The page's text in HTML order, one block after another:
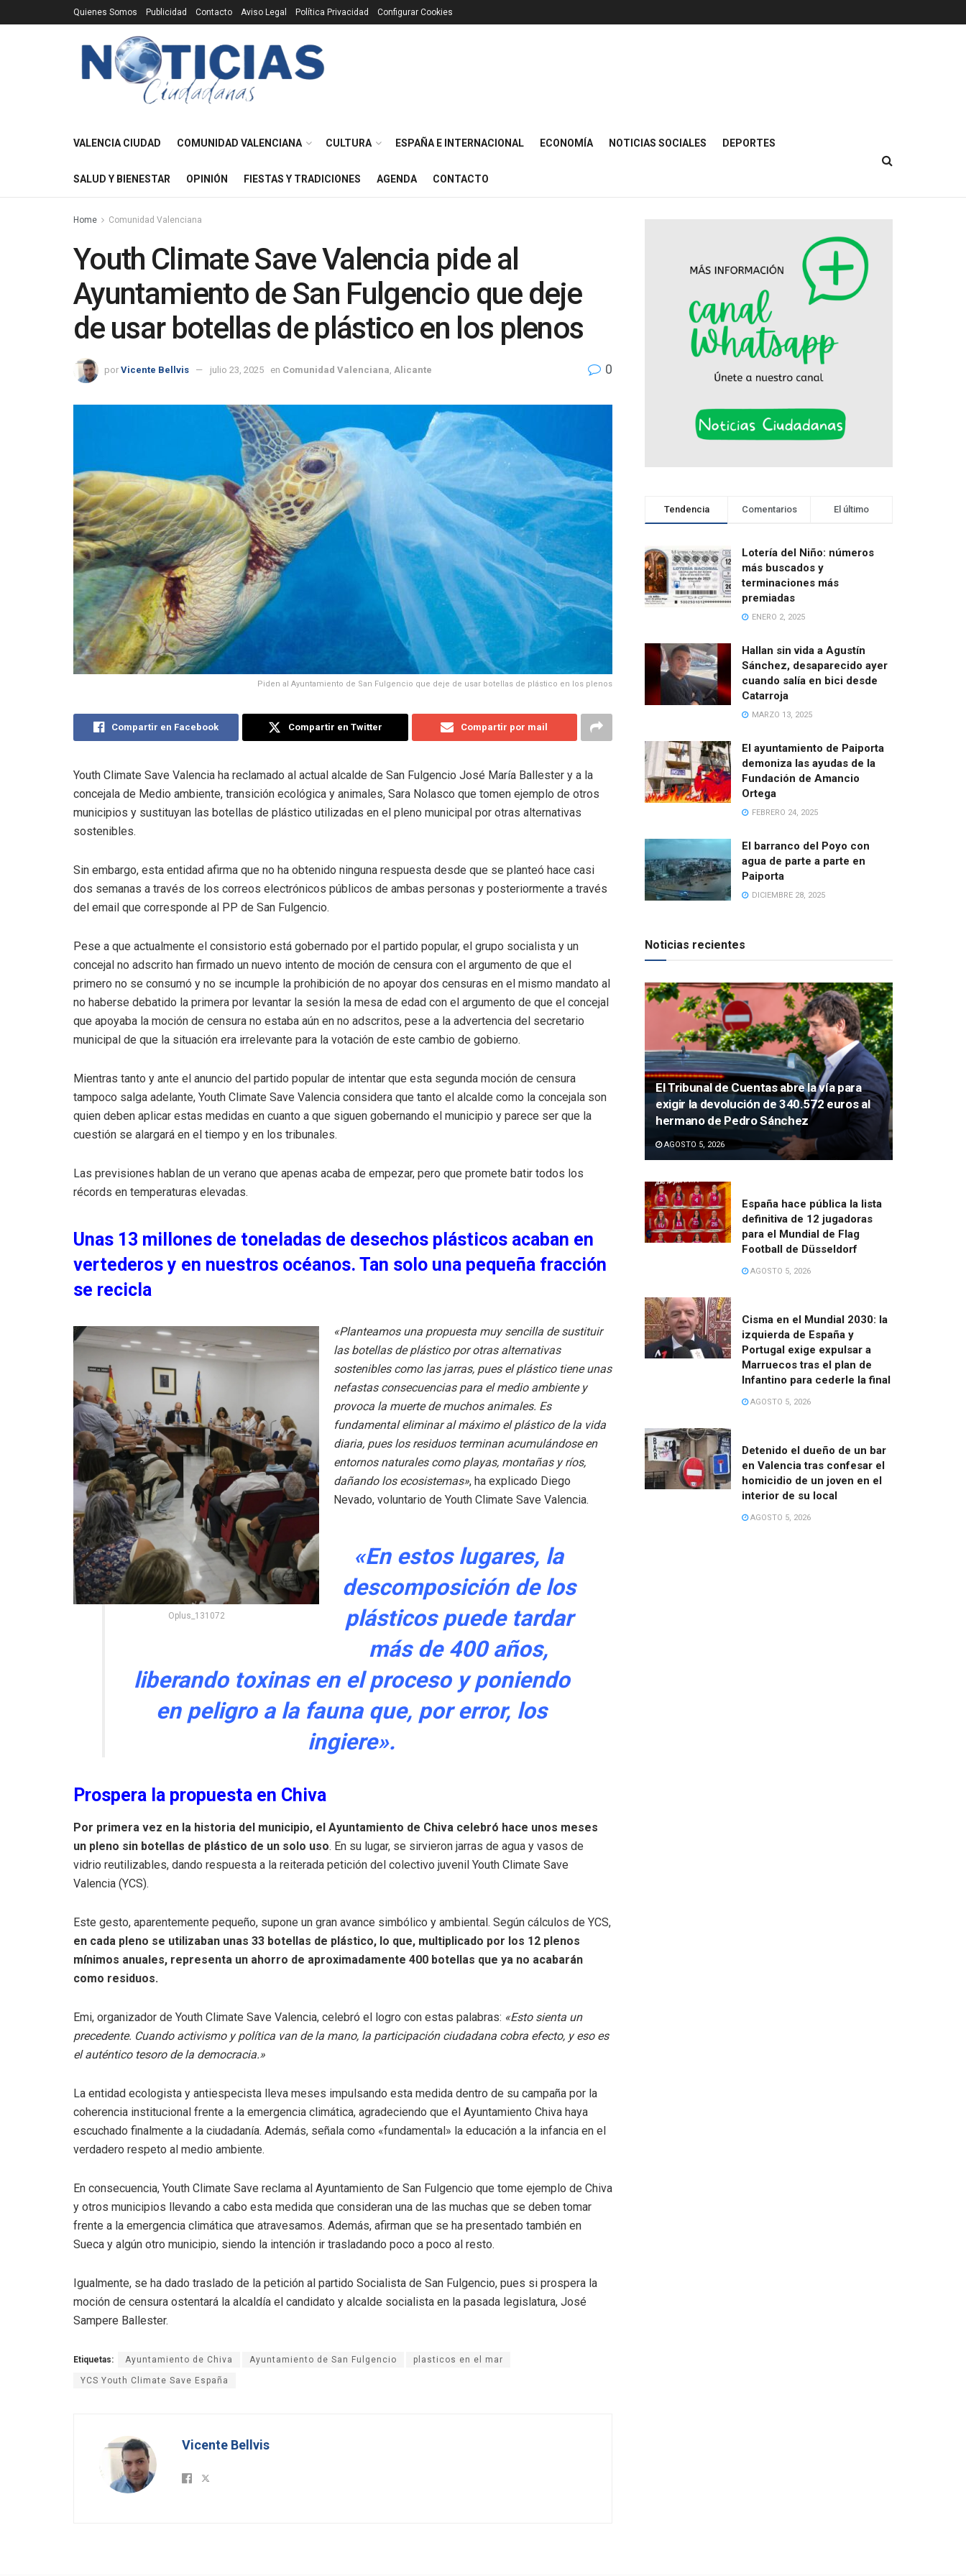
Quienes Somos Publicidad Contacto Aviso Legal Política Privacidad Configurar Cookies
VALENCIA CIUDAD COMUNIDAD VALENCIANA CULTURA ESPAÑA E INTERNACIONAL ECONOMÍA NOTICIAS SOCIALES DEPORTES
SALUD Y BIENESTAR OPINIÓN FIESTAS Y TRADICIONES AGENDA CONTACTO
Home Comunidad Valenciana
Youth Climate Save Valencia pide al
Ayuntamiento de San Fulgencio que deje
de usar botellas de plástico en los plenos
por Vicente Bellvis julio 23, 2025 en Comunidad Valenciana Alicante 0
Piden al Ayuntamiento de San Fulgencio que deje de usar botellas de plástico en los plenos
Compartir en Facebook Compartir en Twitter Compartir por mail
Youth Climate Save Valencia ha reclamado al actual alcalde de San Fulgencio José María Ballester y a la
concejala de Medio ambiente, transición ecológica y animales, Sara Nolasco que tomen ejemplo de otros
municipios y sustituyan las botellas de plástico utilizadas en el pleno municipal por otras alternativas
sostenibles.
Sin embargo, esta entidad afirma que no ha obtenido ninguna respuesta desde que se planteó hace casi
dos semanas a través de los correos electrónicos públicos de ambas personas y posteriormente a través
del email que corresponde al PP de San Fulgencio.
Pese a que actualmente el consistorio está gobernado por el partido popular, el grupo socialista y un
concejal no adscrito han firmado un nuevo intento de moción de censura con el argumento de que el
primero no se consumó y no se incumple la prohibición de no apoyar dos censuras en el mismo mandato al
no haberse debatido la primera por levantar la sesión la mesa de edad con el argumento de que el concejal
que apoyaba la moción de censura no estaba aún en no adscritos, pese a la advertencia del secretario
municipal de que la situación era irrelevante para la votación de este cambio de gobierno.
Mientras tanto y ante el anuncio del partido popular de intentar que esta segunda moción de censura
tampoco salga adelante, Youth Climate Save Valencia considera que tanto el alcalde como la concejala son
quien deben aplicar estas medidas en cuanto a que siguen gobernando el municipio y parece ser que la
cuestión se alargará en el tiempo y en los tribunales.
Las previsiones hablan de un verano que apenas acaba de empezar, pero que promete batir todos los
récords en temperaturas elevadas.
Unas 13 millones de toneladas de desechos plásticos acaban en
vertederos y en nuestros océanos. Tan solo una pequeña fracción
se recicla
Oplus_131072
«Planteamos una propuesta muy sencilla de sustituir
las botellas de plástico por otras alternativas
sostenibles como las jarras, pues el plástico tiene unas
nefastas consecuencias para el medio ambiente y
provoca la muerte de muchos animales. Es
fundamental eliminar al máximo el plástico de la vida
diaria, pues los residuos terminan acumulándose en
entornos naturales como playas, montañas y ríos,
dañando los ecosistemas», ha explicado Diego
Nevado, voluntario de Youth Climate Save Valencia.
«En estos lugares, la
descomposición de los
plásticos puede tardar
más de 400 años,
liberando toxinas en el proceso y poniendo
en peligro a la fauna que, por error, los
ingiere».
Prospera la propuesta en Chiva
Por primera vez en la historia del municipio, el Ayuntamiento de Chiva celebró hace unos meses
un pleno sin botellas de plástico de un solo uso. En su lugar, se sirvieron jarras de agua y vasos de
vidrio reutilizables, dando respuesta a la reiterada petición del colectivo juvenil Youth Climate Save
Valencia (YCS).
Este gesto, aparentemente pequeño, supone un gran avance simbólico y ambiental. Según cálculos de YCS,
en cada pleno se utilizaban unas 33 botellas de plástico, lo que, multiplicado por los 12 plenos
mínimos anuales, representa un ahorro de aproximadamente 400 botellas que ya no acabarán
como residuos.
Emi, organizador de Youth Climate Save Valencia, celebró el logro con estas palabras: «Esto sienta un
precedente. Cuando activismo y política van de la mano, la participación ciudadana cobra efecto, y eso es
el auténtico tesoro de la democracia.»
La entidad ecologista y antiespecista lleva meses impulsando esta medida dentro de su campaña por la
coherencia institucional frente a la emergencia climática, agradeciendo que el Ayuntamiento Chiva haya
escuchado finalmente a la ciudadanía. Además, señala como «fundamental» la educación a la infancia en el
verdadero respeto al medio ambiente.
En consecuencia, Youth Climate Save reclama al Ayuntamiento de San Fulgencio que tome ejemplo de Chiva
y otros municipios llevando a cabo esta medida que consideran una de las muchas que se deben tomar
frente a la emergencia climática que atravesamos. Además, afirman que se ha presentado también en
Sueca y algún otro municipio, siendo la intención ir trasladando poco a poco al resto.
Igualmente, se ha dado traslado de la petición al partido Socialista de San Fulgencio, pues si prospera la
moción de censura ostentará la alcaldía el candidato y alcalde socialista en la pasada legislatura, José
Sampere Ballester.
Etiquetas: Ayuntamiento de Chiva Ayuntamiento de San Fulgencio plasticos en el mar
YCS Youth Climate Save España
Vicente Bellvis
Tendencia Comentarios El último
Lotería del Niño: números
más buscados y
terminaciones más
premiadas
ENERO 2, 2025
Hallan sin vida a Agustín
Sánchez, desaparecido ayer
cuando salía en bici desde
Catarroja
MARZO 13, 2025
El ayuntamiento de Paiporta
demoniza las ayudas de la
Fundación de Amancio
Ortega
FEBRERO 24, 2025
El barranco del Poyo con
agua de parte a parte en
Paiporta
DICIEMBRE 28, 2025
Noticias recientes
El Tribunal de Cuentas abre la vía para
exigir la devolución de 340.572 euros al
hermano de Pedro Sánchez
AGOSTO 5, 2026
España hace pública la lista
definitiva de 12 jugadoras
para el Mundial de Flag
Football de Düsseldorf
AGOSTO 5, 2026
Cisma en el Mundial 2030: la
izquierda de España y
Portugal exige expulsar a
Marruecos tras el plan de
Infantino para cederle la final
AGOSTO 5, 2026
Detenido el dueño de un bar
en Valencia tras confesar el
homicidio de un joven en el
interior de su local
AGOSTO 5, 2026